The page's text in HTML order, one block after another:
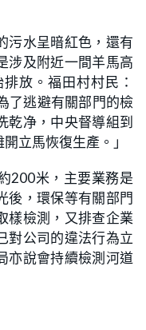
污水呈暗紅色，還有
涉及附近一間羊馬高
放。福田村村民：
了逃避有關部門的檢
乾净，中央督導組到
立馬恢復生產。」
200米，主要業務是
後，環保等有關部門
樣檢測，又排查企業
對公司的違法行為立
亦說會持續檢測河道